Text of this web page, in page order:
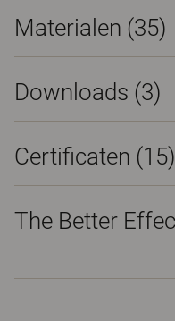
Materialen (35)
Downloads (3)
Certificaten (15)
The Better